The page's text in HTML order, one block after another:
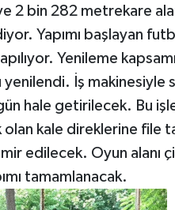
2 bin 282 metrekare
Yapımı başlayan
Yenileme
yenilendi. İş makinesiyle
hale getirilecek. Bu
kale direklerine file
edilecek. Oyun alanı
tamamlanacak.